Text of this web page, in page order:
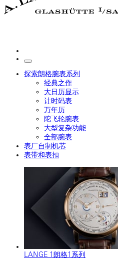
探索朗格腕表系列
经典之作
大日历显示
计时码表
万年历
陀飞轮腕表
大型复杂功能
全部腕表
表厂自制机芯
表带和表扣
LANGE 1朗格1系列